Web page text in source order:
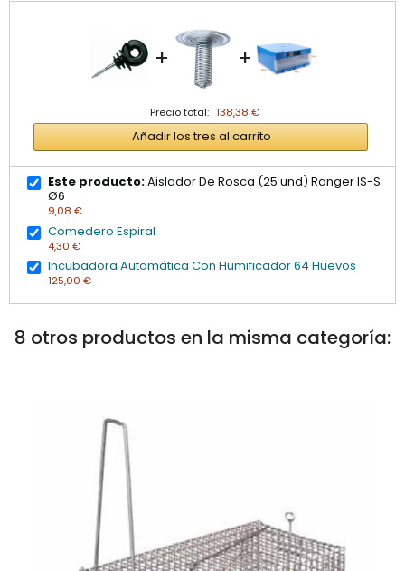
+ +
Precio total: 138,38 €
Añadir los tres al carrito
Este producto:Aislador De Rosca (25 und) Ranger IS-S
Ø6
9,08 €
Comedero Espiral
4,30 €
Incubadora Automática Con Humificador 64 Huevos
125,00 €
8 otros productos en la misma categoría: